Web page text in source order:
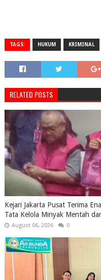
TAGS: HUKUM KRIMINAL
RELATED POSTS
Kejari Jakarta Pusat Terima
Tata Kelola Minyak Mentah
August 06, 2026 0